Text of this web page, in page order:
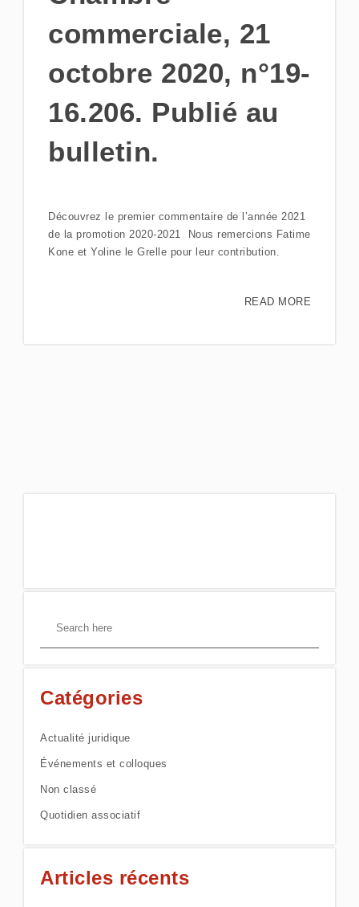
commerciale, 21
octobre 2020, n°19-
16.206. Publié au
bulletin.
Découvrez le premier commentaire de l’année 2021
de la promotion 2020-2021 Nous remercions Fatime
Kone et Yoline le Grelle pour leur contribution.
READ MORE
Catégories
Actualité juridique
Événements et colloques
Non classé
Quotidien associatif
Articles récents